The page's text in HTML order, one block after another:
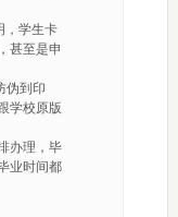
，学生卡
甚至是申
伪到印
学校原版
办理，毕
业时间都